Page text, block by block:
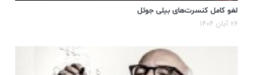
لغو کامل کنسرت‌های بیلی جوئل
۲۶ آبان ۱۴۰۴